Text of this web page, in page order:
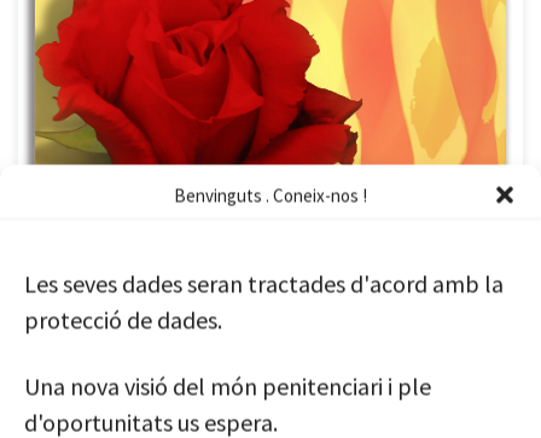
Benvinguts . Coneix-nos !
Les seves dades seran tractades d'acord amb la
protecció de dades.
Una nova visió del món penitenciari i ple
d'oportunitats us espera.
Aquest 23 d’abril festa de Sant Jordi arreu de Catalunya, dins la presó
ho celebrem el 24, amb la Fira del CP Quatre Camins per al Sant Jordi,
cosa que fa que la presó estigui més animada. Hi ha també […]
Sant Jordi 2024